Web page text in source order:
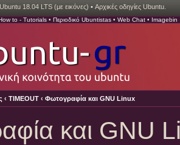
18.04 LTS (με εικόνες) • Αρχικές οδηγίες Ubuntu.
to - Tutorials • Περιοδικό Ubuntistas • Web Chat • Imagebin
‹ TIMEOUT ‹ Φωτογραφία και GNU Linux
και GNU